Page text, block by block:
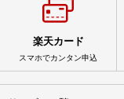
楽天カード
スマホでカンタン申込